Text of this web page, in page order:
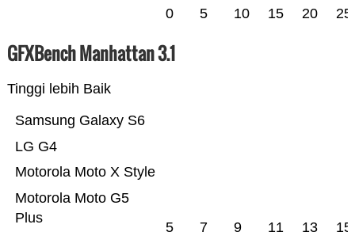
0 5 10 15 20 25
GFXBench Manhattan 3.1
Tinggi lebih Baik
Motorola Moto G5
Plus
Motorola Moto X Style
LG G4
Samsung Galaxy S6
5 7 9 11 13 15